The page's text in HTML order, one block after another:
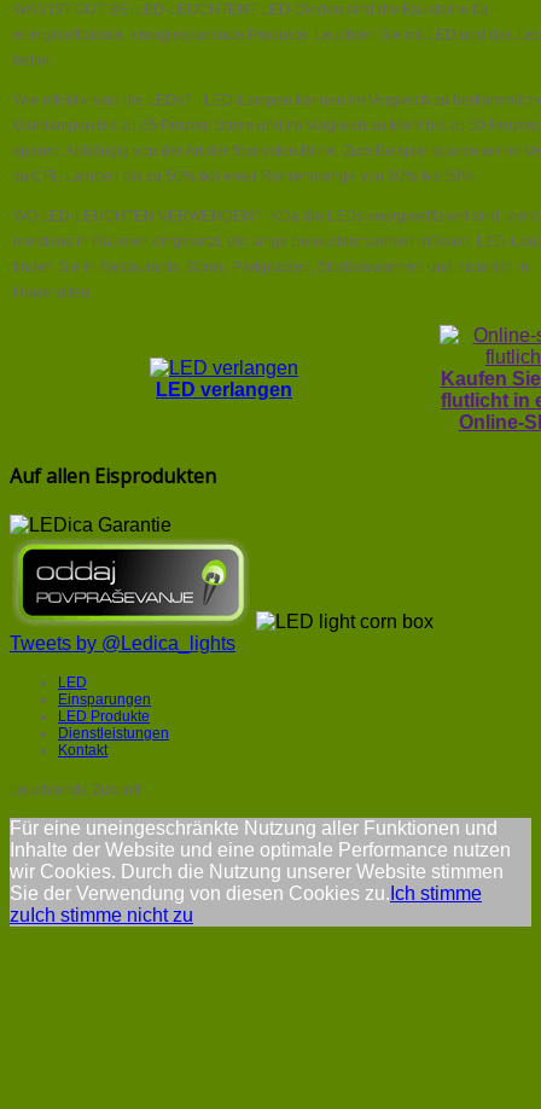
WAS IST GUT BEI LED-LEUCHTEN? LED-Dioden sind die Bausteine für
energieeffiziente, energiesparende Produkte. Leuchten Sie mit LED und das
heller.
Wie effektiv sind die LEDs? LED-Lampen können im Vergleich zu
Glühlampen bis zu 85 Prozent Strom und im Vergleich zu Mehl bis zu 50
sparen. Abhängig von der Art der flouresten Birne. Zum Beispiel sparen wir im
zu CFL-Lampen bis zu 50% bei einer Röhrenmenge von 30% bis 50%.
WO LED-LEUCHTEN VERWENDEN? KDa die LEDs energieeffizient sind,
meistens in Räumen eingesetzt, die lange beleuchtet werden müssen. LED-
finden Sie in Restaurants, Büros, Parkplätzen, Straßenlaternen und natürlich in
Haushalten.
LED verlangen
Kaufen
flutlicht in
Online-
Auf allen Eisprodukten
Tweets by @Ledica_lights
LED
Einsparungen
LED Produkte
Dienstleistungen
Kontakt
Leuchtende Zukunft
Für eine uneingeschränkte Nutzung aller Funktionen und
Inhalte der Website und eine optimale Performance nutzen
wir Cookies. Durch die Nutzung unserer Website stimmen
Sie der Verwendung von diesen Cookies zu. Ich stimme
zu Ich stimme nicht zu